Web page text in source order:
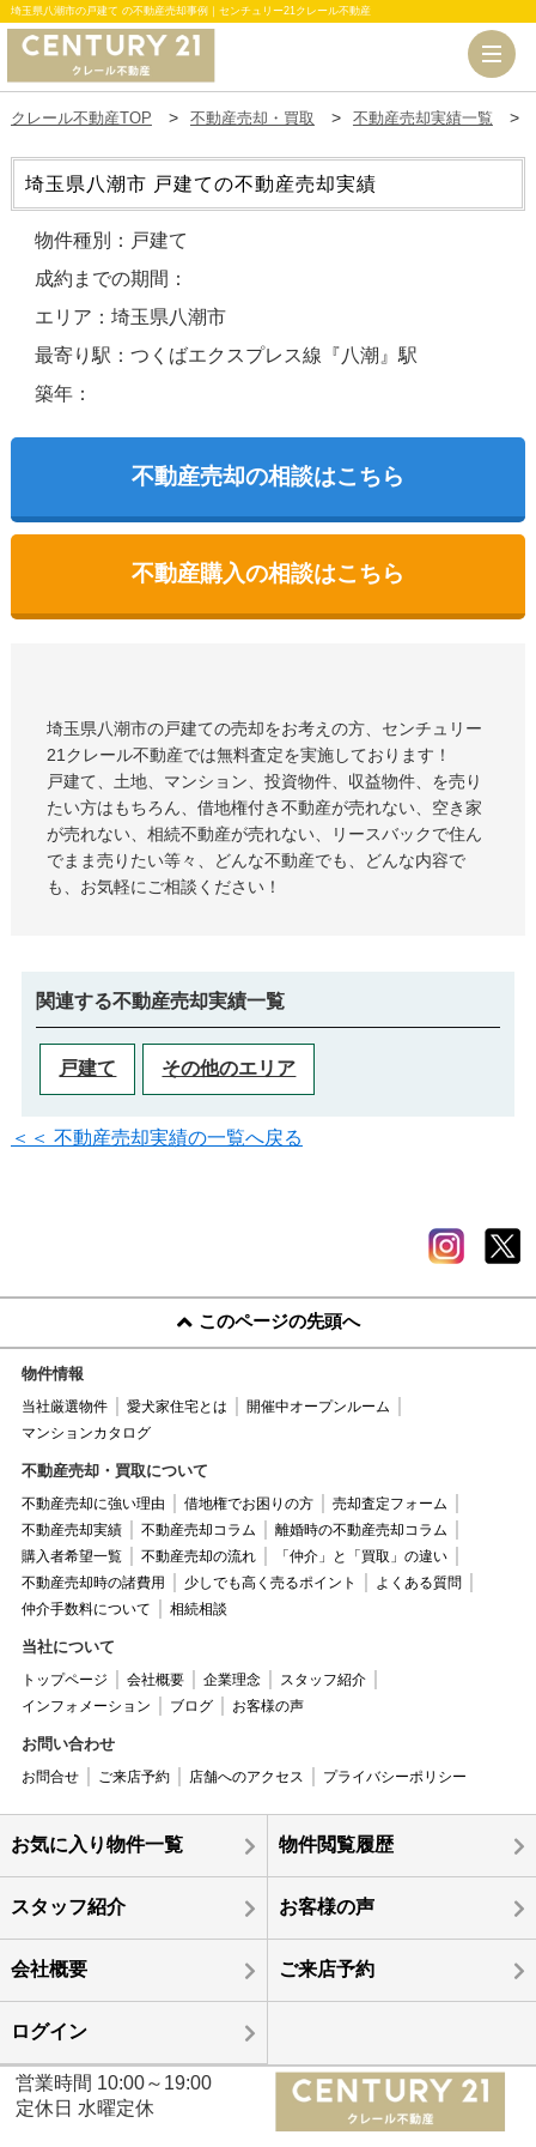
埼玉県八潮市の戸建て の不動産売却事例｜センチュリー21クレール不動産
クレール不動産TOP 不動産売却・買取 不動産売却実績一覧
埼玉県八潮市 戸建ての不動産売却実績
物件種別：戸建て
成約までの期間：
エリア：埼玉県八潮市
最寄り駅：つくばエクスプレス線『八潮』駅
築年：
不動産売却の相談はこちら
不動産購入の相談はこちら
埼玉県八潮市の戸建ての売却をお考えの方、センチュリー
21クレール不動産では無料査定を実施しております！
戸建て、土地、マンション、投資物件、収益物件、を売り
たい方はもちろん、借地権付き不動産が売れない、空き家
が売れない、相続不動産が売れない、リースバックで住ん
でまま売りたい等々、どんな不動産でも、どんな内容で
も、お気軽にご相談ください！
関連する不動産売却実績一覧
戸建て その他のエリア
＜＜ 不動産売却実績の一覧へ戻る
このページの先頭へ
物件情報
当社厳選物件 愛犬家住宅とは
開催中オープンルーム
マンションカタログ
不動産売却・買取について
不動産売却に強い理由 借地権でお困りの方
売却査定フォーム
不動産売却実績
不動産売却コラム
離婚時の不動産売却コラム
購入者希望一覧
不動産売却の流れ
「仲介」と「買取」の違い
不動産売却時の諸費用
少しでも高く売るポイント
よくある質問
仲介手数料について
相続相談
当社について
トップページ 会社概要 企業理念
スタッフ紹介
インフォメーション
ブログ お客様の声
お問い合わせ
お問合せ ご来店予約 店舗へのアクセス プライバシーポリシー
お気に入り物件一覧 物件閲覧履歴
スタッフ紹介 お客様の声
会社概要 ご来店予約
ログイン
営業時間 10:00～19:00
定休日 水曜定休